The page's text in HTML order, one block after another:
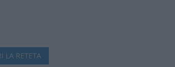
LA RETETA